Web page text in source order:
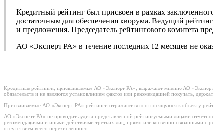
Кредитный рейтинг был присвоен в рамках
достаточным для обеспечения кворума. Ведущий
и предложения. Председатель рейтингового комитета
АО «Эксперт РА» в течение последних 12 месяцев не
Кредитные рейтинги, присваиваемые АО «Эксперт РА», выражают мнение АО
обязательств и не являются установлением фактов или рекомендацией покупать,
Присваиваемые АО «Эксперт РА» рейтинги отражают всю относящуюся к объекту
АО «Эксперт РА» не проводит аудита представленной рейтингуемыми лицами
рекомендациями и иными действиями третьих лиц, прямо или косвенно связанными
отсутствием всего перечисленного.